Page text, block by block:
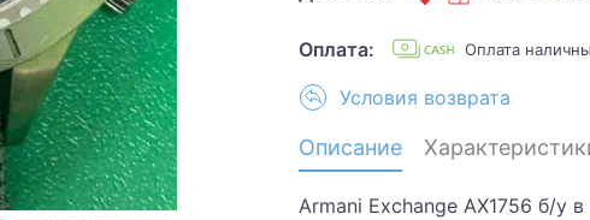
Оплата: Оплата
Условия возврата
Описание
Armani Exchange AX1756 б/у